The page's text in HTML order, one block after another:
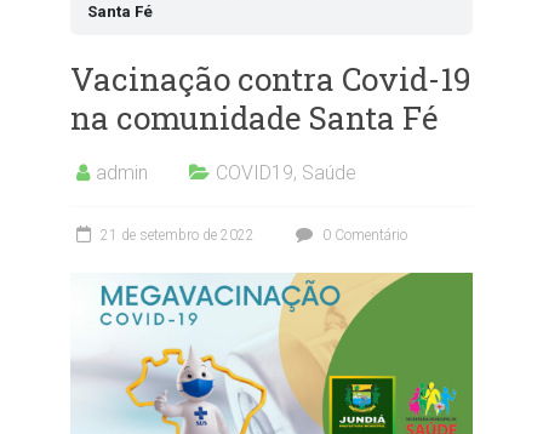
Santa Fé
Vacinação contra Covid-19
na comunidade Santa Fé
admin COVID19, Saúde
21 de setembro de 2022 0 Comentário